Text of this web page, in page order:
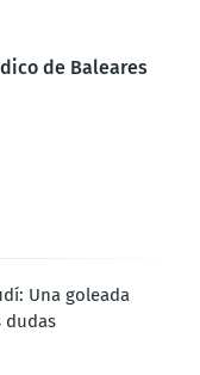
de Baleares
Una goleada
dudas